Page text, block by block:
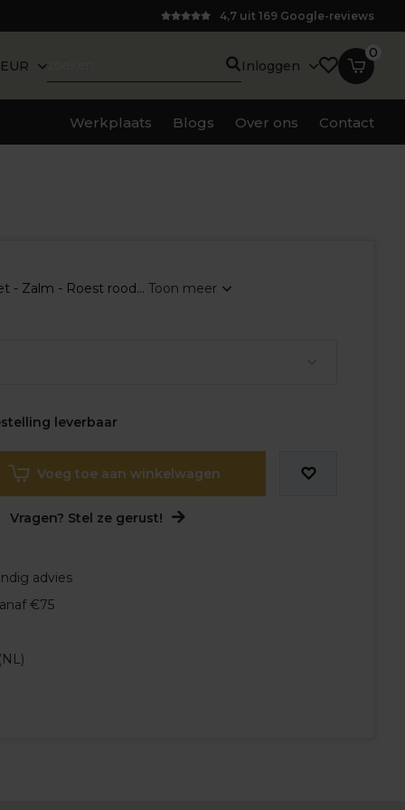
4,7 uit 169 Google-reviews
EUR Inloggen
0
Werkplaats Blogs Over ons Contact
- Zalm - Roest rood... Toon meer
leverbaar
Voeg toe aan winkelwagen
Vragen? Stel ze gerust!
advies
€75